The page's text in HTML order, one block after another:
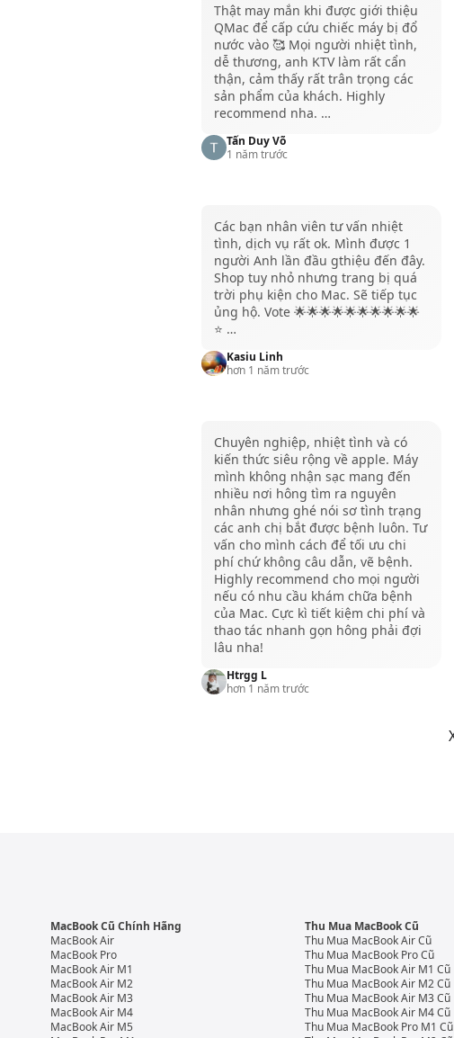
Thật may mắn khi được giới thiệu
QMac để cấp cứu chiếc máy bị đổ
nước vào 🥰 Mọi người nhiệt tình,
dễ thương, anh KTV làm rất cẩn
thận, cảm thấy rất trân trọng các
sản phẩm của khách. Highly
recommend nha. …
Tấn Duy Võ
1 năm trước
Các bạn nhân viên tư vấn nhiệt
tình, dịch vụ rất ok. Mình được 1
người Anh lần đầu gthiệu đến đây.
Shop tuy nhỏ nhưng trang bị quá
trời phụ kiện cho Mac. Sẽ tiếp tục
ủng hộ. Vote 🌟🌟🌟🌟🌟🌟🌟🌟🌟🌟
⭐️ …
Kasiu Linh
hơn 1 năm trước
Chuyên nghiệp, nhiệt tình và có
kiến thức siêu rộng về apple. Máy
mình không nhận sạc mang đến
nhiều nơi hông tìm ra nguyên
nhân nhưng ghé nói sơ tình trạng
các anh chị bắt được bệnh luôn. Tư
vấn cho mình cách để tối ưu chi
phí chứ không câu dẫn, vẽ bệnh.
Highly recommend cho mọi người
nếu có nhu cầu khám chữa bệnh
của Mac. Cực kì tiết kiệm chi phí và
thao tác nhanh gọn hông phải đợi
lâu nha!
Htrgg L
hơn 1 năm trước
MacBook Cũ Chính Hãng
MacBook Air
MacBook Pro
MacBook Air M1
MacBook Air M2
MacBook Air M3
MacBook Air M4
MacBook Air M5
Thu Mua MacBook Cũ
Thu Mua MacBook Air Cũ
Thu Mua MacBook Pro Cũ
Thu Mua MacBook Air M1 Cũ
Thu Mua MacBook Air M2 Cũ
Thu Mua MacBook Air M3 Cũ
Thu Mua MacBook Air M4 Cũ
Thu Mua MacBook Pro M1 Cũ